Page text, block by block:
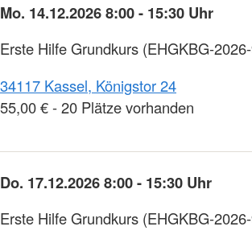
Mo. 14.12.2026 8:00 - 15:30 Uhr
Erste Hilfe Grundkurs (EHGKBG-
34117 Kassel, Königstor 24
55,00 € - 20 Plätze vorhanden
Do. 17.12.2026 8:00 - 15:30 Uhr
Erste Hilfe Grundkurs (EHGKBG-